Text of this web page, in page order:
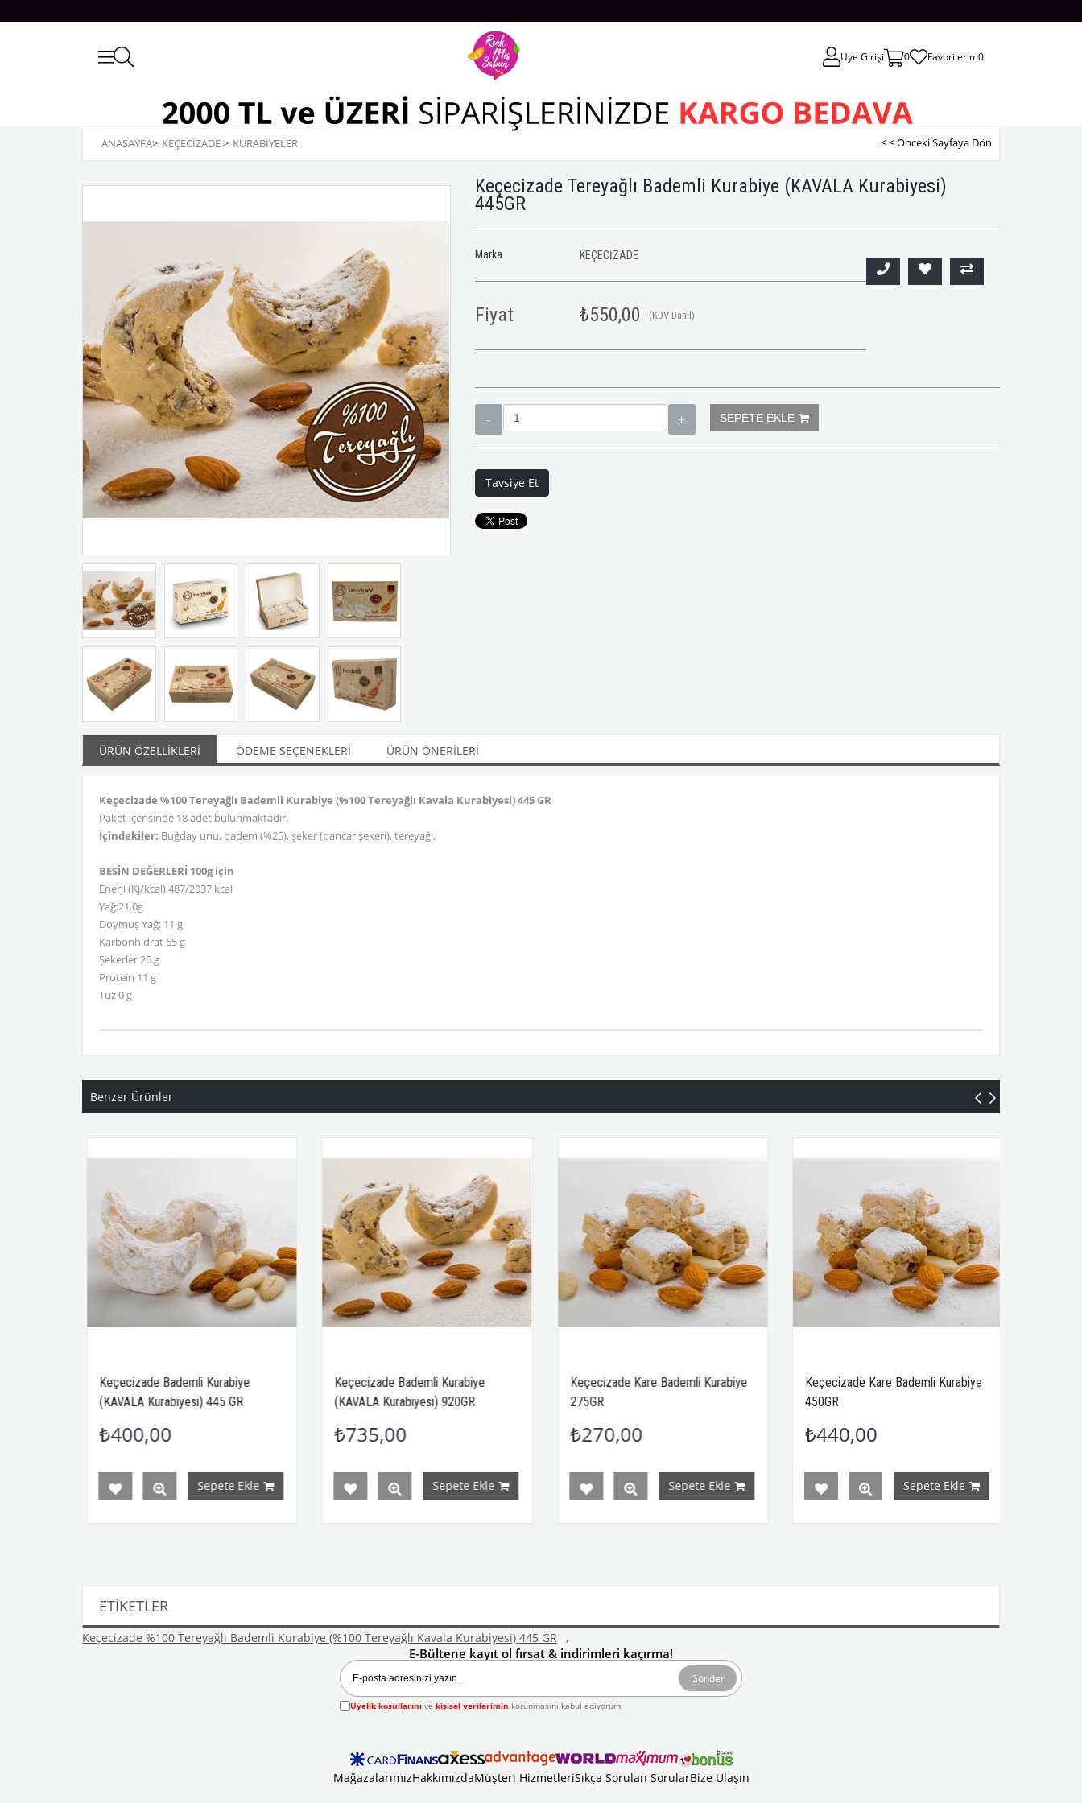
Üye Girişi 0 Favorilerim0
ANASAYFA> KEÇECİZADE> KURABİYELER < < Önceki Sayfaya Dön
Keçecizade Tereyağlı Bademli Kurabiye (KAVALA Kurabiyesi)
445GR
Marka KEÇECİZADE
Fiyat ₺550,00 (KDV Dahil)
Tavsiye Et
ÜRÜN ÖZELLIKLERI ÖDEME SEÇENEKLERI ÜRÜN ÖNERILERI
Keçecizade %100 Tereyağlı Bademli Kurabiye (%100 Tereyağlı Kavala Kurabiyesi) 445 GR
Paket içerisinde 18 adet bulunmaktadır.
İçindekiler: Buğday unu, badem (%25), şeker (pancar şekeri), tereyağı,
BESİN DEĞERLERİ 100g için
Enerji (Kj/kcal) 487/2037 kcal
Yağ:21.0g
Doymuş Yağ: 11 g
Karbonhidrat 65 g
Şekerler 26 g
Protein 11 g
Tuz 0 g
Benzer Ürünler
Keçecizade Bademli Kurabiye
(KAVALA Kurabiyesi) 445 GR
₺400,00
Sepete Ekle
Keçecizade Bademli Kurabiye
(KAVALA Kurabiyesi) 920GR
₺735,00
Sepete Ekle
Keçecizade Kare Bademli Kurabiye
₺270,00
Sepete Ekle
Keçecizade Kare Bademli Kurabiye
₺440,00
Sepete Ekle
Keçecizade
ETIKETLER
Keçecizade %100 Tereyağlı Bademli Kurabiye (%100 Tereyağlı Kavala Kurabiyesi) 445 GR ,
E-Bültene kayıt ol fırsat & indirimleri kaçırma!
Gönder
Üyelik koşullarını ve kişisel verilerimin korunmasını kabul ediyorum.
MağazalarımızHakkımızdaMüşteri HizmetleriSıkça Sorulan SorularBize Ulaşın